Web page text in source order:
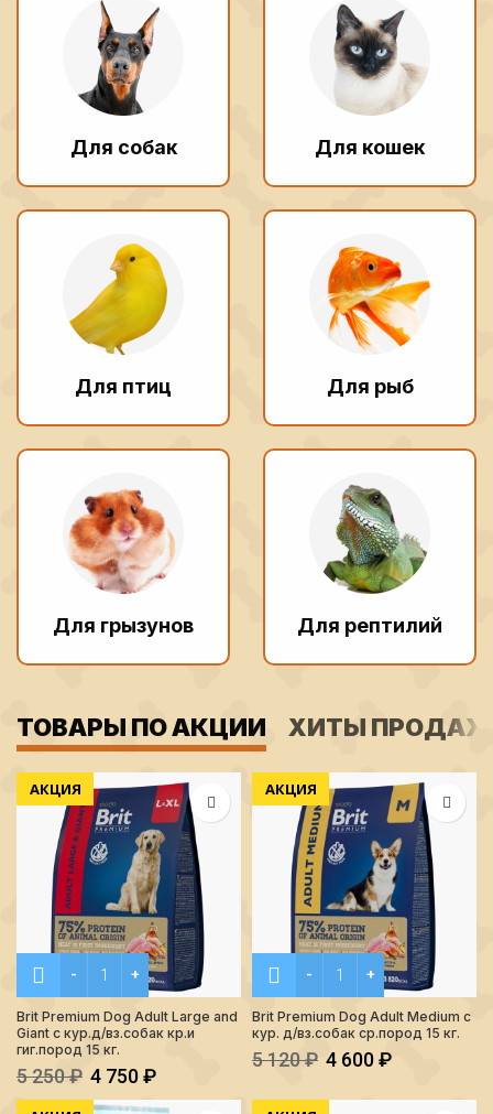
Для собак Для кошек
Для птиц Для рыб
Для грызунов Для рептилий
ТОВАРЫ ПО АКЦИИ ХИТЫ ПРОДАЖ
АКЦИЯ
Количество Brit Premium Dog Adult Large and Giant с кур.д/
Brit Premium Dog Adult Large and
Giant с кур.д/вз.собак кр.и
гиг.пород 15 кг.
5 250₽ 4 750₽
АКЦИЯ
Количество Brit Premium
Brit Premium Dog Adult Medium с
кур. д/вз.собак ср.пород 15 кг.
5 120₽ 4 600₽